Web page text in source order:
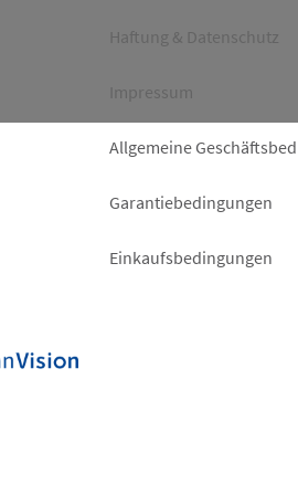
right
Haftung & Datenschutz
Impressum
Allgemeine
Garantiebedingungen
Einkaufsbedingungen